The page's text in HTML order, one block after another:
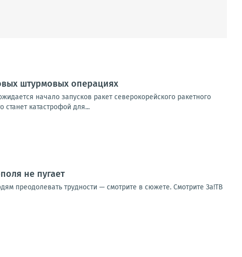
штурмовых операциях
начало запусков ракет северокорейского ракетного
катастрофой для...
не пугает
преодолевать трудности — смотрите в сюжете. Смотрите За!ТВ